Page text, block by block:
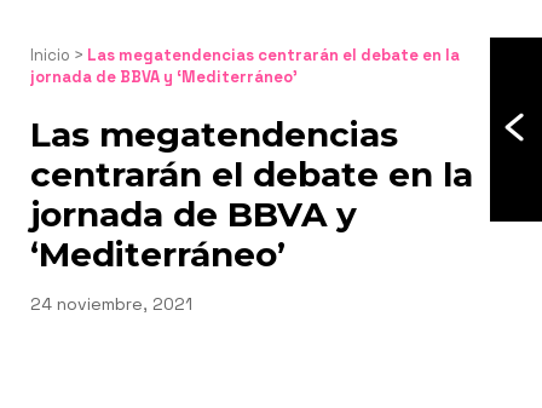
Inicio > Las megatendencias centrarán el debate en la
jornada de BBVA y ‘Mediterráneo’
Las megatendencias
centrarán el debate en la
jornada de BBVA y
‘Mediterráneo’
Publicado
24 noviembre, 2021